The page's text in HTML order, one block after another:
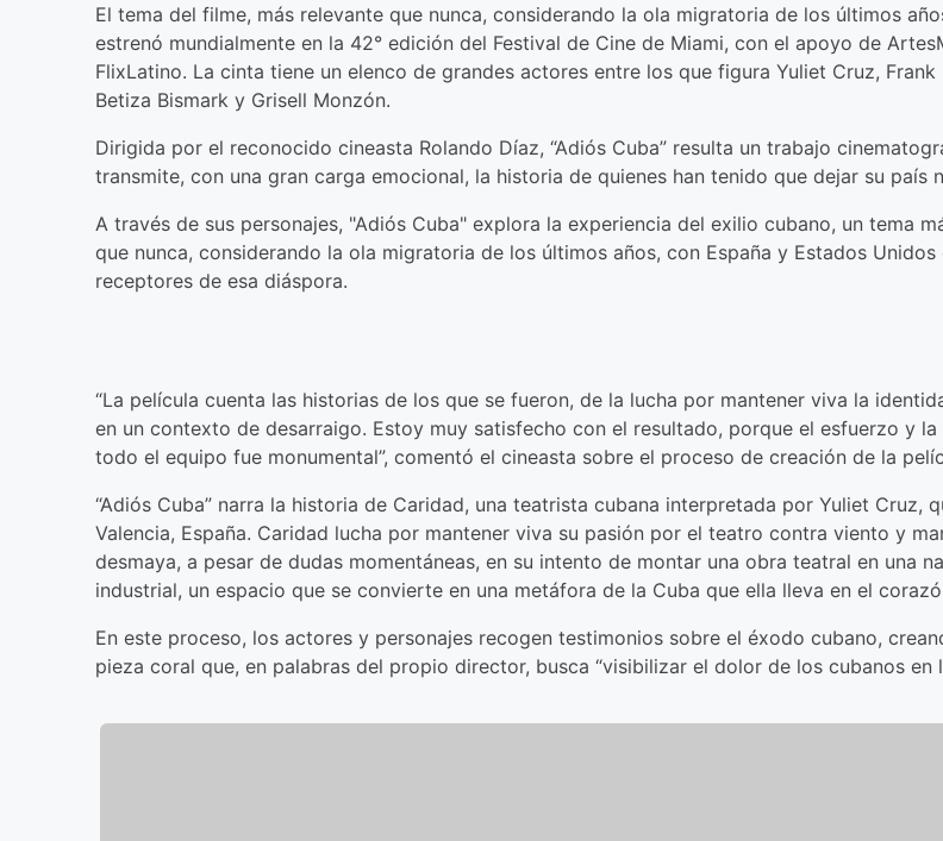
El tema del filme, más relevante que nunca, considerando la ola migratoria de los últimos
estrenó mundialmente en la 42° edición del Festival de Cine de Miami, con el apoyo de
FlixLatino. La cinta tiene un elenco de grandes actores entre los que figura Yuliet Cruz, Frank
Betiza Bismark y Grisell Monzón.
Dirigida por el reconocido cineasta Rolando Díaz, “Adiós Cuba” resulta un trabajo
transmite, con una gran carga emocional, la historia de quienes han tenido que dejar su país
A través de sus personajes, "Adiós Cuba" explora la experiencia del exilio cubano, un tema
que nunca, considerando la ola migratoria de los últimos años, con España y Estados Unidos
receptores de esa diáspora.
“La película cuenta las historias de los que se fueron, de la lucha por mantener viva la
en un contexto de desarraigo. Estoy muy satisfecho con el resultado, porque el esfuerzo y la
todo el equipo fue monumental”, comentó el cineasta sobre el proceso de creación de la
“Adiós Cuba” narra la historia de Caridad, una teatrista cubana interpretada por Yuliet Cruz,
Valencia, España. Caridad lucha por mantener viva su pasión por el teatro contra viento y
desmaya, a pesar de dudas momentáneas, en su intento de montar una obra teatral en una
industrial, un espacio que se convierte en una metáfora de la Cuba que ella lleva en el
En este proceso, los actores y personajes recogen testimonios sobre el éxodo cubano,
pieza coral que, en palabras del propio director, busca “visibilizar el dolor de los cubanos en